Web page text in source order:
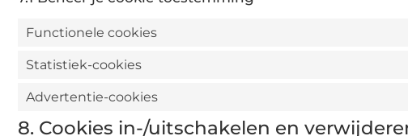
Functionele cookies
Statistiek-cookies
Advertentie-cookies
8. Cookies in-/uitschakelen en